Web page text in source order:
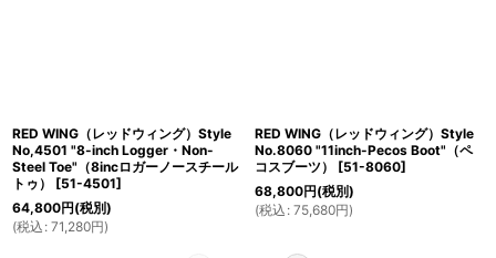
RED WING（レッドウィング）Style
No,4501 "8-inch Logger・Non-
Steel Toe"（8incロガーノースチール
トゥ）
[51-4501]
64,800円(税別)
(税込 : 71,280円)
RED WING（レッドウィング）Style
No.8060 "11inch-Pecos Boot"（ペ
コスブーツ）
[51-8060]
68,800円(税別)
(税込 : 75,680円)